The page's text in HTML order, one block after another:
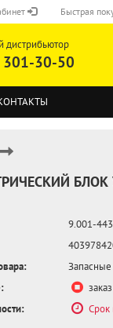
Быстрая
дистрибьютор
301-30-50
БЛОК
9.001-
Запасные
Срок